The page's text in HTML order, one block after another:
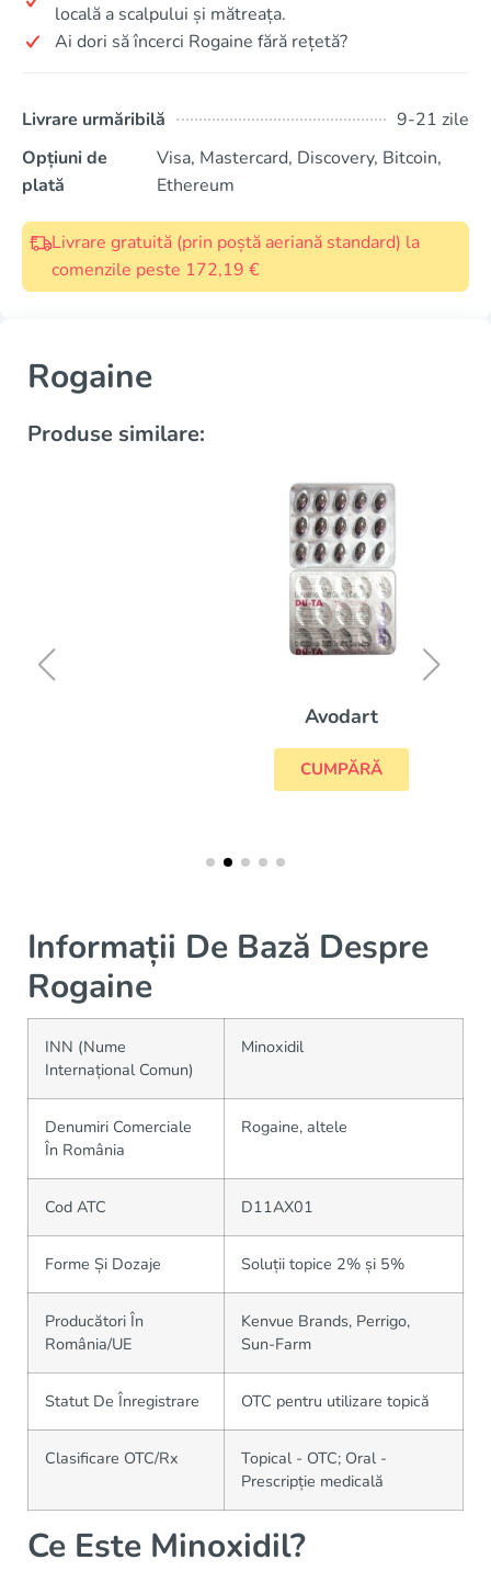
locală a scalpului și mătreața.
Ai dori să încerci Rogaine fără rețetă?
Livrare urmăribilă
9-21 zile
Opțiuni de
plată
Visa, Mastercard, Discovery, Bitcoin,
Ethereum
Livrare gratuită (prin poștă aeriană standard) la
comenzile peste 172,19 €
Rogaine
Produse similare:
Informații De Bază Despre
Rogaine
INN (Nume
Internațional Comun)
Minoxidil
Denumiri Comerciale
În România
Rogaine, altele
Cod ATC D11AX01
Forme Și Dozaje Soluții topice 2% și 5%
Producători În
România/UE
Kenvue Brands, Perrigo,
Sun-Farm
Statut De Înregistrare OTC pentru utilizare topică
Clasificare OTC/Rx
Topical - OTC; Oral -
Prescripție medicală
Ce Este Minoxidil?